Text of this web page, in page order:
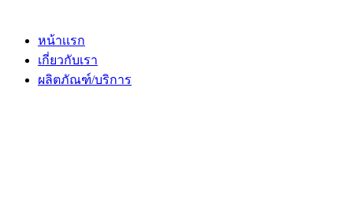
หน้าเเรก
เกี่ยวกับเรา
ผลิตภัณฑ์/บริการ